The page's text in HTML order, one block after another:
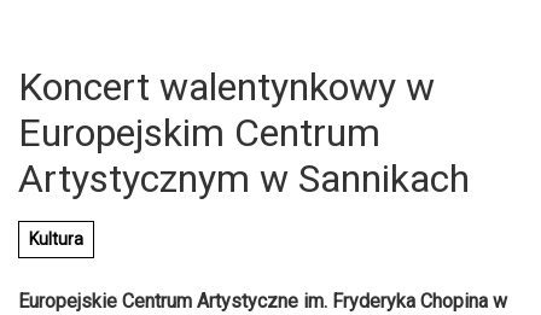
Koncert walentynkowy w
Europejskim Centrum
Artystycznym w Sannikach
Kultura
Europejskie Centrum Artystyczne im. Fryderyka Chopina w